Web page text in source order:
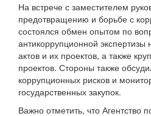
На встрече с заместителем
предотвращению и борьбе с
состоялся обмен опытом по
антикоррупционной
актов и их проектов, а также
проектов. Стороны также
коррупционных рисков и
государственных закупок.
Важно отметить, что Агентство